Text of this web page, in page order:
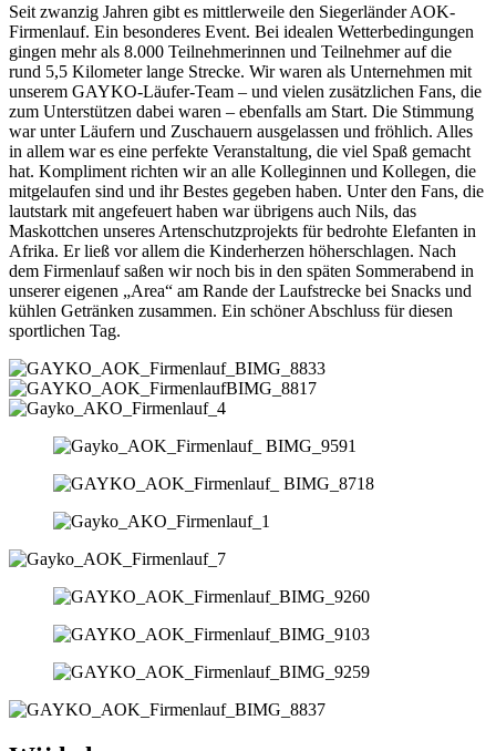
Seit zwanzig Jahren gibt es mittlerweile den Siegerländer AOK-
Firmenlauf. Ein besonderes Event. Bei idealen Wetterbedingungen
gingen mehr als 8.000 Teilnehmerinnen und Teilnehmer auf die
rund 5,5 Kilometer lange Strecke. Wir waren als Unternehmen mit
unserem GAYKO-Läufer-Team – und vielen zusätzlichen Fans, die
zum Unterstützen dabei waren – ebenfalls am Start. Die Stimmung
war unter Läufern und Zuschauern ausgelassen und fröhlich. Alles
in allem war es eine perfekte Veranstaltung, die viel Spaß gemacht
hat. Kompliment richten wir an alle Kolleginnen und Kollegen, die
mitgelaufen sind und ihr Bestes gegeben haben. Unter den Fans, die
lautstark mit angefeuert haben war übrigens auch Nils, das
Maskottchen unseres Artenschutzprojekts für bedrohte Elefanten in
Afrika. Er ließ vor allem die Kinderherzen höherschlagen. Nach
dem Firmenlauf saßen wir noch bis in den späten Sommerabend in
unserer eigenen „Area“ am Rande der Laufstrecke bei Snacks und
kühlen Getränken zusammen. Ein schöner Abschluss für diesen
sportlichen Tag.